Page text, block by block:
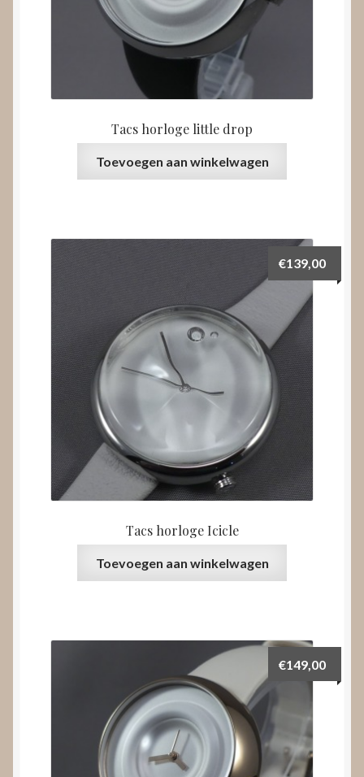
Tacs horloge little drop
Toevoegen aan winkelwagen
Tacs horloge Icicle
€139,00
Toevoegen aan winkelwagen
€149,00